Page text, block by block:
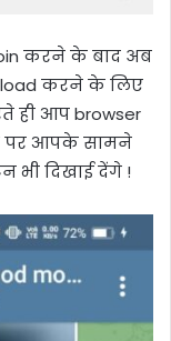
करने के बाद अब
करने के लिए
ही आप browser
पर आपके सामने
भी दिखाई देंगे !